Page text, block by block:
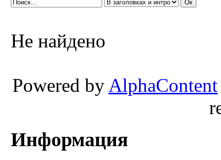
Не найдено
Powered by AlphaContent
Информация